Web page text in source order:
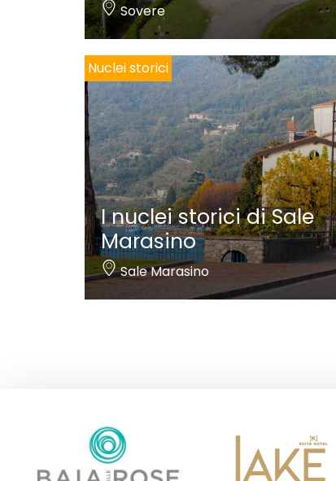
Sovere
Nuclei storici
I nuclei storici di Sale
Marasino
Sale Marasino